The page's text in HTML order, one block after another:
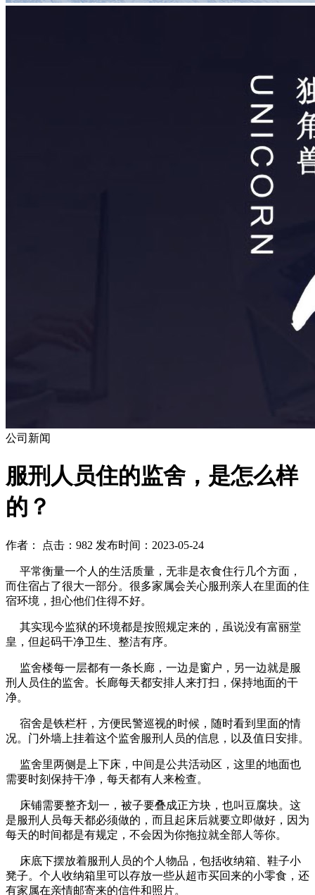
公司新闻
​服刑人员住的监舍，是怎么样
的？
作者： 点击：982 发布时间：2023-05-24
平常衡量一个人的生活质量，无非是衣食住行几个方面，
而住宿占了很大一部分。很多家属会关心服刑亲人在里面的住
宿环境，担心他们住得不好。
其实现今监狱的环境都是按照规定来的，虽说没有富丽堂
皇，但起码干净卫生、整洁有序。
监舍楼每一层都有一条长廊，一边是窗户，另一边就是服
刑人员住的监舍。长廊每天都安排人来打扫，保持地面的干
净。
宿舍是铁栏杆，方便民警巡视的时候，随时看到里面的情
况。门外墙上挂着这个监舍服刑人员的信息，以及值日安排。
监舍里两侧是上下床，中间是公共活动区，这里的地面也
需要时刻保持干净，每天都有人来检查。
床铺需要整齐划一，被子要叠成正方块，也叫豆腐块。这
是服刑人员每天都必须做的，而且起床后就要立即做好，因为
每天的时间都是有规定，不会因为你拖拉就全部人等你。
床底下摆放着服刑人员的个人物品，包括收纳箱、鞋子小
凳子。个人收纳箱里可以存放一些从超市买回来的小零食，还
有家属在亲情邮寄来的信件和照片。